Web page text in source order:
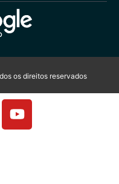
os direitos reservados